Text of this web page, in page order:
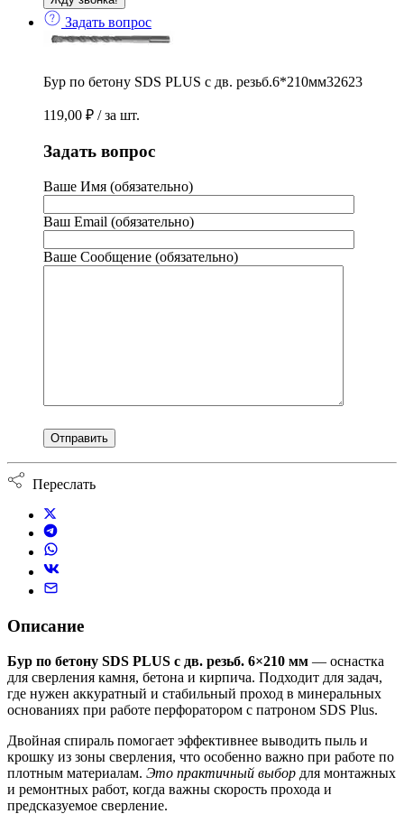
Задать вопрос
Бур по бетону SDS PLUS с дв. резьб.6*210мм32623
119,00 ₽ / за шт.
Задать вопрос
Ваше Имя (обязательно)
Ваш Email (обязательно)
Ваше Сообщение (обязательно)
Переслать
Описание
Бур по бетону SDS PLUS с дв. резьб. 6×210 мм — оснастка
для сверления камня, бетона и кирпича. Подходит для задач,
где нужен аккуратный и стабильный проход в минеральных
основаниях при работе перфоратором с патроном SDS Plus.
Двойная спираль помогает эффективнее выводить пыль и
крошку из зоны сверления, что особенно важно при работе по
плотным материалам. Это практичный выбор для монтажных
и ремонтных работ, когда важны скорость прохода и
предсказуемое сверление.